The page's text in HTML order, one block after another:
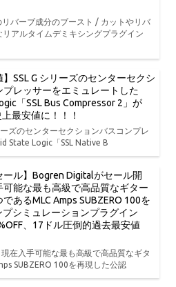
リバーブ成分のブースト / カットやリバ
アルタイムデミキシングプラグイン
】SSL G シリーズのセンターセクシ
プレッサーをエミュレートした
「SSL Bus Compressor 2」が
最安値に！！！
ーズのセンターセクションバスコンプレ
State Logic「SSL Native B
ール】Bogren Digitalがセール開
可能な最も高級で高品質なギター
あるMLC Amps SUBZERO 100を
シミュレーションプラグイン
、17ドル圧倒的過去最安値
在入手可能な最も高級で高品質なギタ
SUBZERO 100を再現した公認